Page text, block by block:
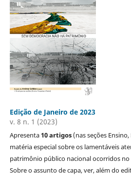
Edição de Janeiro de 2023
v. 8 n. 1 (2023)
Apresenta10 artigos(nas seções
matéria especial sobre os lamentáveis
patrimônio público nacional ocorridos no
Sobre o assunto de capa, ver, além do